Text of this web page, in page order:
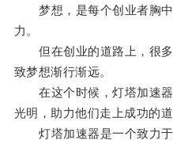
梦想，是每个创业者胸中
力。
但在创业的道路上，很多
致梦想渐行渐远。
在这个时候，灯塔加速器
光明，助力他们走上成功的道
灯塔加速器是一个致力于